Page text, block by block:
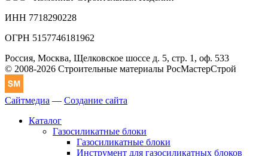
ИНН 7718290228
ОГРН 5157746181962
Россия, Москва, Щелковское шоссе д. 5, стр. 1, оф. 533
© 2008-2026 Строительные материалы РосМастерСтрой
Сайтмедиа — Создание сайта
Каталог
Газосиликатные блоки
Газосиликатные блоки
Инструмент для газосиликатных блоков